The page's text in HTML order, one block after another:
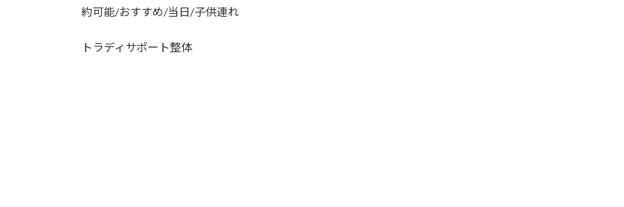
約可能/おすすめ/当日/子供連れ
トラディサポート整体